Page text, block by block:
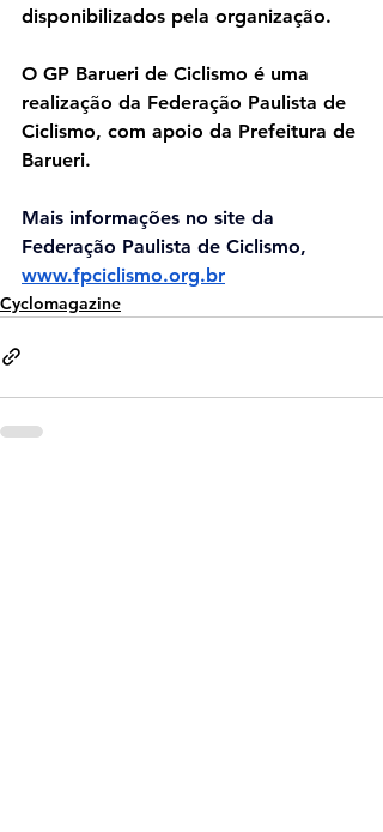
disponibilizados pela organização.
O GP Barueri de Ciclismo é uma
realização da Federação Paulista de
Ciclismo, com apoio da Prefeitura de
Barueri.
Mais informações no site da
Federação Paulista de Ciclismo,
www.fpciclismo.org.br
Cyclomagazine